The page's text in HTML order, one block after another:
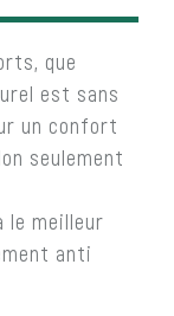
que
est sans
un confort
seulement
le meilleur
anti